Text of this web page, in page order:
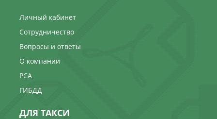
Личный кабинет
Сотрудничество
Вопросы и ответы
О компании
РСА
ГИБДД
ДЛЯ ТАКСИ